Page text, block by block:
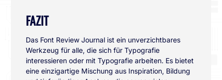
FAZIT
Das Font Review Journal ist ein unverzichtbares
Werkzeug für alle, die sich für Typografie
interessieren oder mit Typografie arbeiten. Es bietet
eine einzigartige Mischung aus Inspiration, Bildung